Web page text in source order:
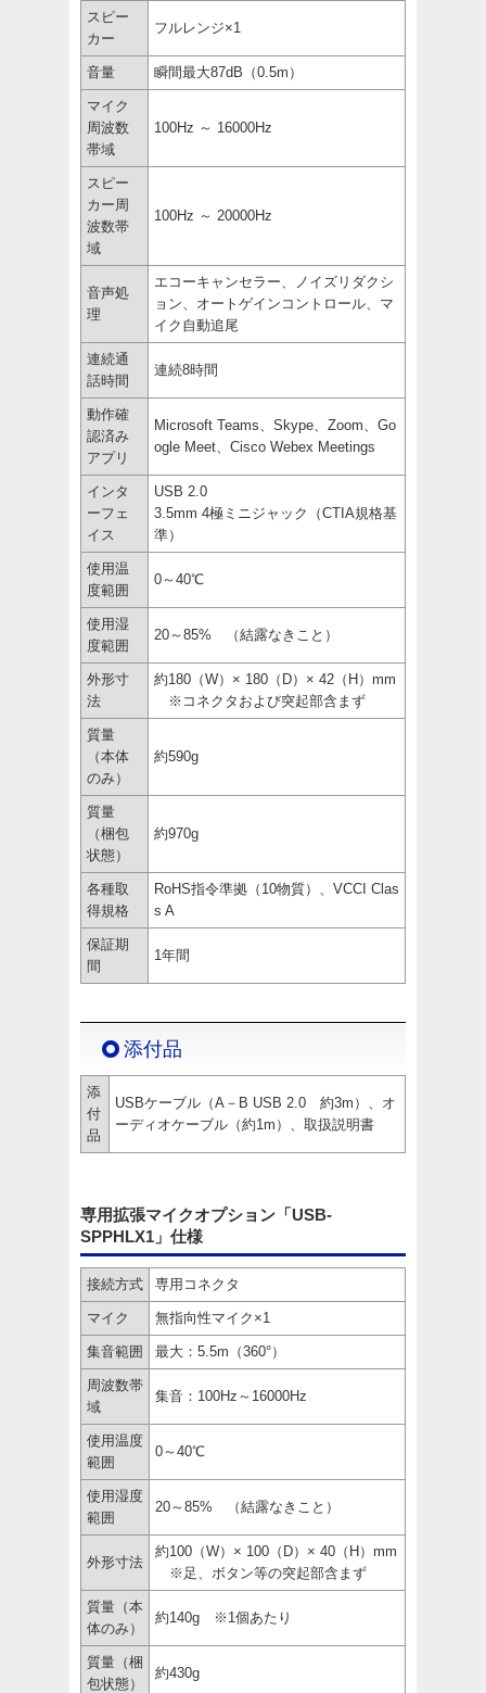
スピー
カー
フルレンジ×1
音量 瞬間最大87dB（0.5m）
マイク
周波数
帯域
100Hz ～ 16000Hz
スピー
カー周
波数帯
域
100Hz ～ 20000Hz
音声処
理
エコーキャンセラー、ノイズリダクシ
ョン、オートゲインコントロール、マ
イク自動追尾
連続通
話時間
連続8時間
動作確
認済み
アプリ
Microsoft Teams、Skype、Zoom、Go
ogle Meet、Cisco Webex Meetings
インタ
ーフェ
イス
USB 2.0
3.5mm 4極ミニジャック（CTIA規格基
準）
使用温
度範囲
0～40℃
使用湿
度範囲
20～85% （結露なきこと）
外形寸
法
約180（W）× 180（D）× 42（H）mm
※コネクタおよび突起部含まず
質量
（本体
のみ）
約590g
質量
（梱包
状態）
約970g
各種取
得規格
RoHS指令準拠（10物質）、VCCI Clas
s A
保証期
間
1年間
添付品
添
付
品
USBケーブル（A－B USB 2.0 約3m）、オ
ーディオケーブル（約1m）、取扱説明書
専用拡張マイクオプション「USB-
SPPHLX1」仕様
接続方式 専用コネクタ
マイク 無指向性マイク×1
集音範囲 最大：5.5m（360°）
周波数帯
域
集音：100Hz～16000Hz
使用温度
範囲
0～40℃
使用湿度
範囲
20～85% （結露なきこと）
外形寸法
約100（W）× 100（D）× 40（H）mm
※足、ボタン等の突起部含まず
質量（本
体のみ）
約140g ※1個あたり
質量（梱
包状態）
約430g